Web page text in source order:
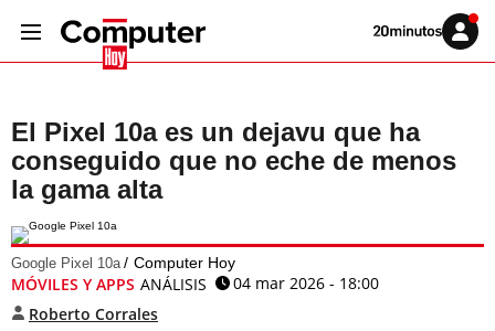
Volver
Iniciar
sesión
El Pixel 10a es un dejavu que ha
conseguido que no eche de menos
la gama alta
Google Pixel 10a Computer Hoy
MÓVILES Y APPS ANÁLISIS
04 mar 2026 - 18:00
Roberto Corrales